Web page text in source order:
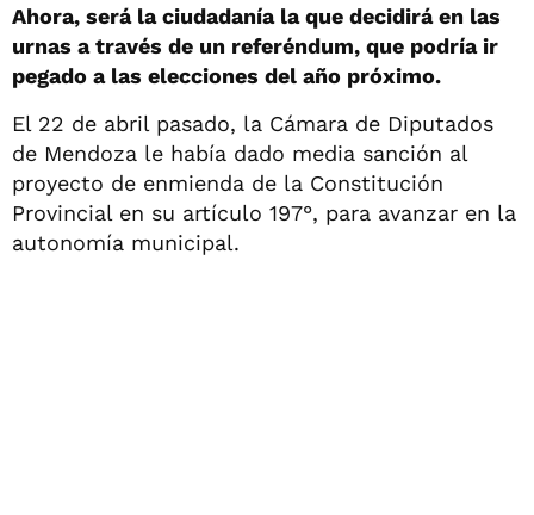
Ahora, será la ciudadanía la que decidirá en las
urnas a través de un referéndum, que podría ir
pegado a las elecciones del año próximo.
El 22 de abril pasado, la Cámara de Diputados
de Mendoza le había dado media sanción al
proyecto de enmienda de la Constitución
Provincial en su artículo 197°, para avanzar en la
autonomía municipal.